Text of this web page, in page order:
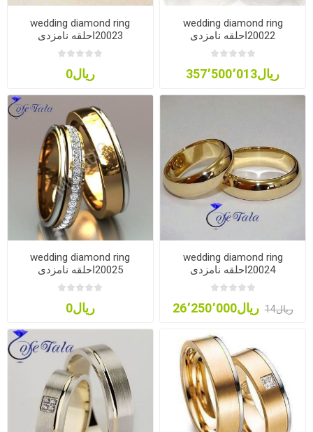
wedding diamond ring
20022احلقه نامزدی
ریال357٬500٬013
wedding diamond ring
20023احلقه نامزدی
ریال0
wedding diamond ring
20024احلقه نامزدی
ریال14 ریال26٬250٬000
wedding diamond ring
20025احلقه نامزدی
ریال0